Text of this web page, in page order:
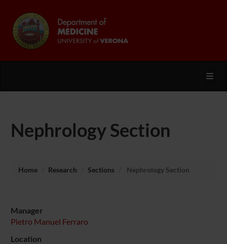
Nephrology Section
Home Research Sections Nephrology Section
Manager
Pietro Manuel Ferraro
Location